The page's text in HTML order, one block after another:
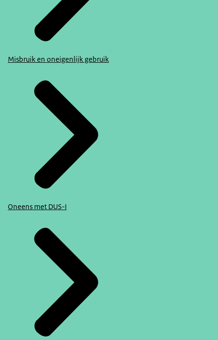
Misbruik en oneigenlijk gebruik
Oneens met DUS-I